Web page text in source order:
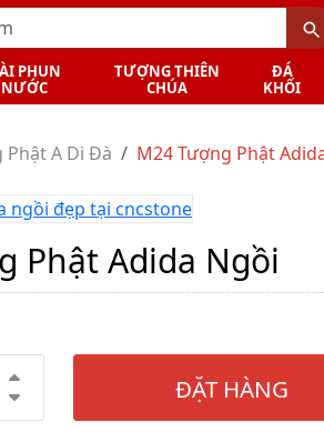
PHUN
NƯỚC
TƯỢNG THIÊN
CHÚA
ĐÁ
KHỐI
Phật A Di Đà M24 Tượng Phật
Phật Adida Ngồi
ĐẶT HÀNG